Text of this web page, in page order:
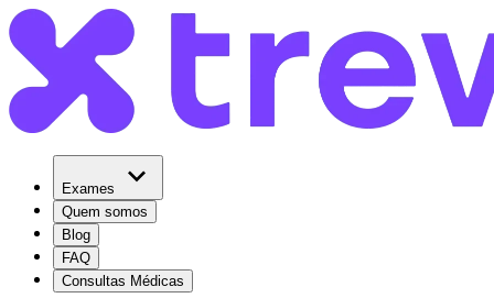
Exames
Quem somos
Blog
FAQ
Consultas Médicas